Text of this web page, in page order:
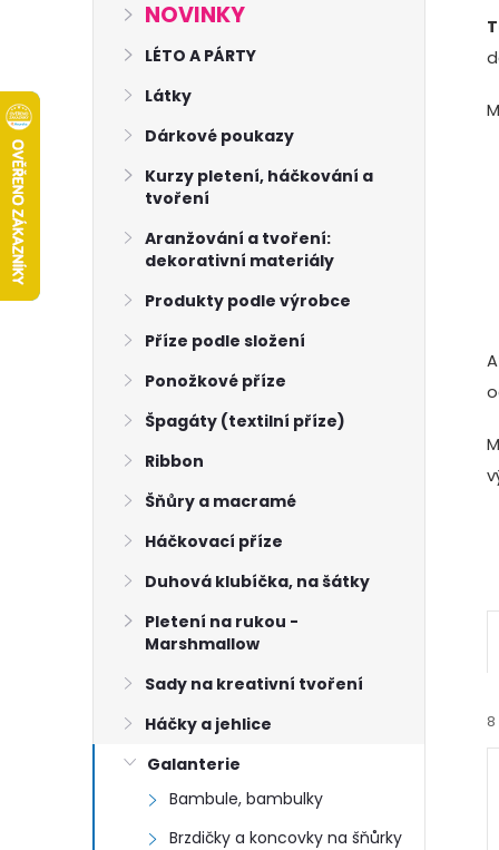
NOVINKY
LÉTO A PÁRTY
Látky
Dárkové poukazy
Kurzy pletení, háčkování a
tvoření
Aranžování a tvoření:
dekorativní materiály
Produkty podle výrobce
Příze podle složení
Ponožkové příze
Špagáty (textilní příze)
Ribbon
Šňůry a macramé
Háčkovací příze
Duhová klubíčka, na šátky
Pletení na rukou -
Marshmallow
Sady na kreativní tvoření
Háčky a jehlice
Galanterie
Bambule, bambulky
Brzdičky a koncovky na šňůrky
a8